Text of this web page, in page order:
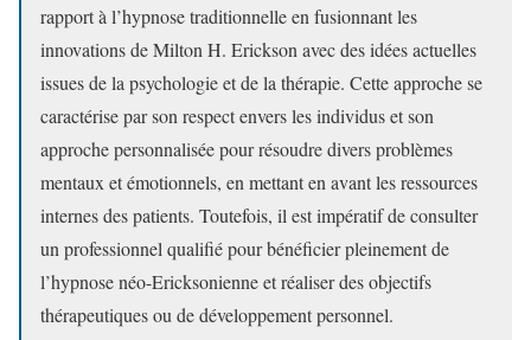
rapport à l’hypnose traditionnelle en fusionnant les
innovations de Milton H. Erickson avec des idées actuelles
issues de la psychologie et de la thérapie. Cette approche se
caractérise par son respect envers les individus et son
approche personnalisée pour résoudre divers problèmes
mentaux et émotionnels, en mettant en avant les ressources
internes des patients. Toutefois, il est impératif de consulter
un professionnel qualifié pour bénéficier pleinement de
l’hypnose néo-Ericksonienne et réaliser des objectifs
thérapeutiques ou de développement personnel.